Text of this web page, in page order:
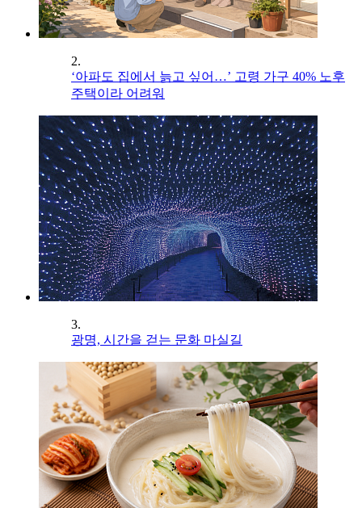
2.
‘아파도 집에서 늙고 싶어…’ 고령 가구 40% 노후
주택이라 어려워
3.
광명, 시간을 걷는 문화 마실길